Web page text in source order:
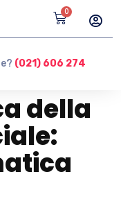
0
(021) 606 274
della